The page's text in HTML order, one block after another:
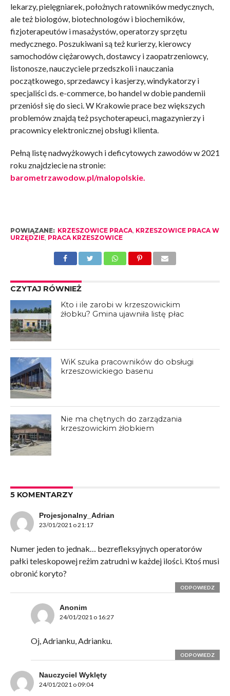
lekarzy, pielęgniarek, położnych ratowników medycznych,
ale też biologów, biotechnologów i biochemików,
fizjoterapeutów i masażystów, operatorzy sprzętu
medycznego. Poszukiwani są też kurierzy, kierowcy
samochodów ciężarowych, dostawcy i zaopatrzeniowcy,
listonosze, nauczyciele przedszkoli i nauczania
początkowego, sprzedawcy i kasjerzy, windykatorzy i
specjaliści ds. e-commerce, bo handel w dobie pandemii
przeniósł się do sieci. W Krakowie prace bez większych
problemów znajdą też psychoterapeuci, magazynierzy i
pracownicy elektronicznej obsługi klienta.
Pełną listę nadwyżkowych i deficytowych zawodów w 2021
roku znajdziecie na stronie:
barometrzawodow.pl/malopolskie.
POWIĄZANE: KRZESZOWICE PRACA, KRZESZOWICE PRACA W
URZĘDZIE, PRACA KRZESZOWICE
CZYTAJ RÓWNIEŻ
Kto i ile zarobi w krzeszowickim
żłobku? Gmina ujawniła listę płac
WiK szuka pracowników do obsługi
krzeszowickiego basenu
Nie ma chętnych do zarządzania
krzeszowickim żłobkiem
5 KOMENTARZY
Projesjonalny_Adrian
23/01/2021 o 21:17
Numer jeden to jednak… bezrefleksyjnych operatorów
pałki teleskopowej reżim zatrudni w każdej ilości. Ktoś musi
obronić koryto?
ODPOWIEDZ
Anonim
24/01/2021 o 16:27
Oj, Adrianku, Adrianku.
ODPOWIEDZ
Nauczyciel Wyklęty
24/01/2021 o 09:04